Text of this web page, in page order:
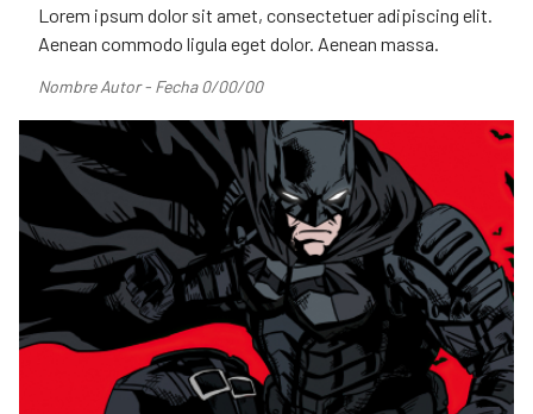
Lorem ipsum dolor sit amet, consectetuer adipiscing elit.
Aenean commodo ligula eget dolor. Aenean massa.
Nombre Autor - Fecha 0/00/00